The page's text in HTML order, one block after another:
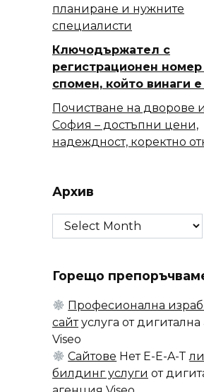
планиране и нужните
специалисти
Ключодържател с
регистрационен номер
спомен, който винаги
Почистване на дворове
София – достъпни цени,
надеждност, коректно
Архив
Архив
Горещо
Професионална
сайтуслуга от
Viseo
Сайтове Нет E-E-A-T
билдинг услуги от